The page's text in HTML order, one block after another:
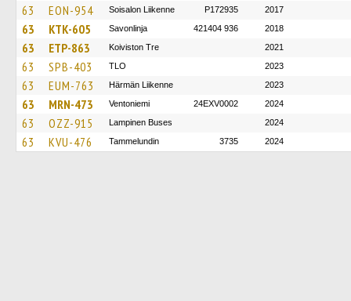
63 EON-954 Soisalon Liikenne P172935 2017
63 KTK-605 Savonlinja 421404 936 2018
63 ETP-863 Koiviston Tre 2021
63 SPB-403 TLO 2023
63 EUM-763 Härmän Liikenne 2023
63 MRN-473 Ventoniemi 24EXV0002 2024
63 OZZ-915 Lampinen Buses 2024
63 KVU-476 Tammelundin 3735 2024